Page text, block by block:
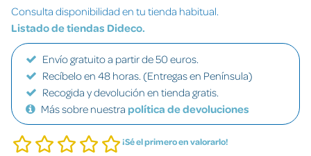
Consulta disponibilidad en tu tienda habitual.
Listado de tiendas Dideco.
Envío gratuito a partir de 50 euros.
Recíbelo en 48 horas. (Entregas en Península)
Recogida y devolución en tienda gratis.
Más sobre nuestra política de devoluciones
¡Sé el primero en valorarlo!